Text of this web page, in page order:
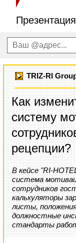
TRIZ-RI
Как
систему
рецепции?
В кейсе "RI-
система
сотрудников
калькуляторы
листы,
должностные
стандарты